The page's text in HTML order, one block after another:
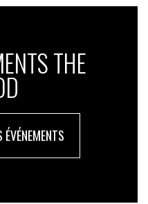
THE
ÉVÉNEMENTS